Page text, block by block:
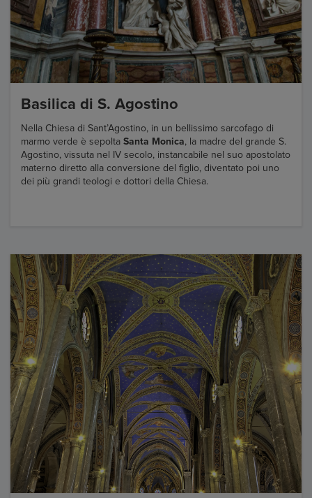
Basilica di S. Agostino
Nella Chiesa di Sant’Agostino, in un bellissimo sarcofago di
marmo verde è sepolta Santa Monica, la madre del grande S.
Agostino, vissuta nel IV secolo, instancabile nel suo apostolato
materno diretto alla conversione del figlio, diventato poi uno
dei più grandi teologi e dottori della Chiesa.